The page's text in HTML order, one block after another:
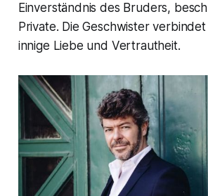
Einverständnis des Bruders,
Private. Die Geschwister
innige Liebe und Vertrautheit.